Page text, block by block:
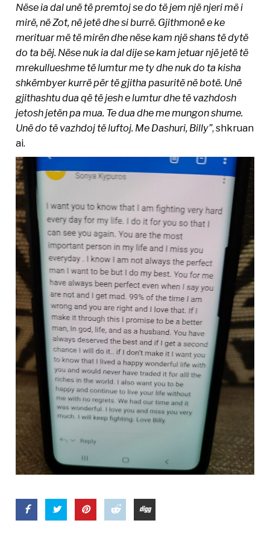
Nëse ia dal unë të premtoj se do të jem një njeri më i
mirë, në Zot, në jetë dhe si burrë. Gjithmonë e ke
merituar më të mirën dhe nëse kam një shans të dytë
do ta bëj. Nëse nuk ia dal dije se kam jetuar një jetë të
mrekullueshme të lumtur me ty dhe nuk do ta kisha
shkëmbyer kurrë për të gjitha pasuritë në botë. Unë
gjithashtu dua që të jesh e lumtur dhe të vazhdosh
jetosh jetën pa mua. Te dua dhe me mungon shume.
Unë do të vazhdoj të luftoj. Me Dashuri, Billy”, shkruan
ai.